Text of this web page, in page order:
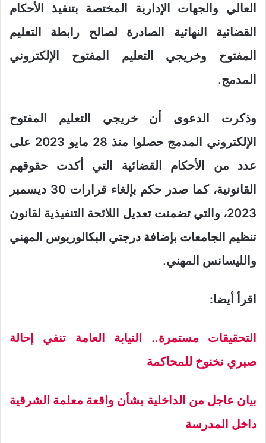
العالي والجهات الإدارية المختصة بتنفيذ الأحكام
القضائية النهائية الصادرة لصالح رابطة التعليم
المفتوح وخريجي التعليم المفتوح الإلكتروني
المدمج.
وذكرت الدعوى أن خريجي التعليم المفتوح
الإلكتروني المدمج حصلوا منذ 28 مايو 2023 على
عدد من الأحكام القضائية التي أكدت حقوقهم
القانونية، كما صدر حكم بإلغاء قرارات 30 ديسمبر
2023، والتي تضمنت تعديل اللائحة التنفيذية لقانون
تنظيم الجامعات بإضافة درجتي البكالوريوس المهني
والليسانس المهني.
اقرأ أيضا:
التحقيقات مستمرة.. النيابة العامة تنفي إحالة
صبري نخنوخ للمحاكمة
بيان عاجل من الداخلية بشأن واقعة معلمة الشرقية
داخل المدرسة